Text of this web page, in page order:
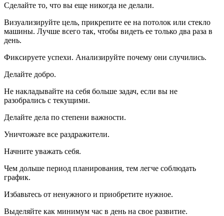
Сделайте то, что вы еще никогда не делали.
Визуализируйте цель, прикрепите ее на потолок или стекло
машины. Лучше всего так, чтобы видеть ее только два раза в
день.
Фиксируете успехи. Анализируйте почему они случились.
Делайте добро.
Не накладывайте на себя больше задач, если вы не
разобрались с текущими.
Делайте дела по степени важности.
Уничтожьте все раздражители.
Начните уважать себя.
Чем дольше период планирования, тем легче соблюдать
график.
Избавьтесь от ненужного и приобретите нужное.
Выделяйте как минимум час в день на свое развитие.